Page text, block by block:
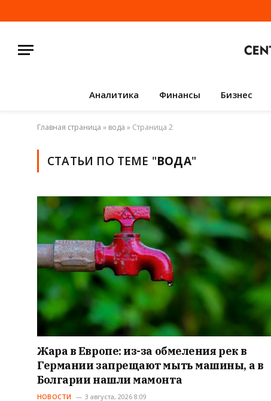
Аналитика Финансы Бизнес
Главная страница » вода » Страница 2
СТАТЬИ ПО ТЕМЕ "ВОДА"
Жара в Европе: из-за обмеления рек в
Германии запрещают мыть машины, а в
Болгарии нашли мамонта
НОВОСТИ 3 августа, 2026 8:09